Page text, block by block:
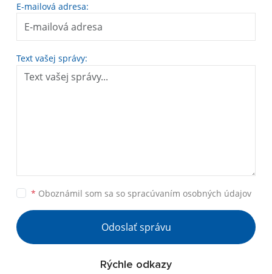
E-mailová adresa:
Text vašej správy:
* Oboznámil som sa so spracúvaním osobných údajov
Odoslať správu
Rýchle odkazy